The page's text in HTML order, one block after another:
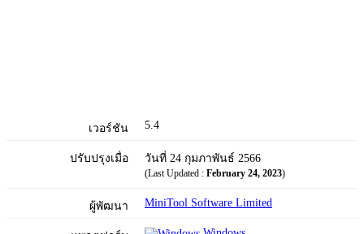
เวอร์ชัน 5.4
ปรับปรุงเมื่อ วันที่ 24 กุมภาพันธ์ 2566
(Last Updated : February 24, 2023)
ผู้พัฒนา MiniTool Software Limited